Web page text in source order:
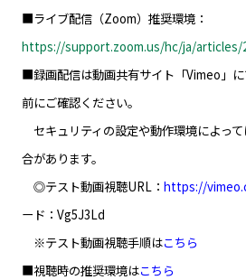
■ライブ配信（Zoom）推奨環境：
https://support.zoom.us/hc/ja/articles/
■録画配信は動画共有サイト「Vimeo」
前にご確認ください。
セキュリティの設定や動作環境によっ
合があります。
◎テスト動画視聴URL： https://
ード：Vg5J3Ld
※テスト動画視聴手順はこちら
■視聴時の推奨環境はこちら